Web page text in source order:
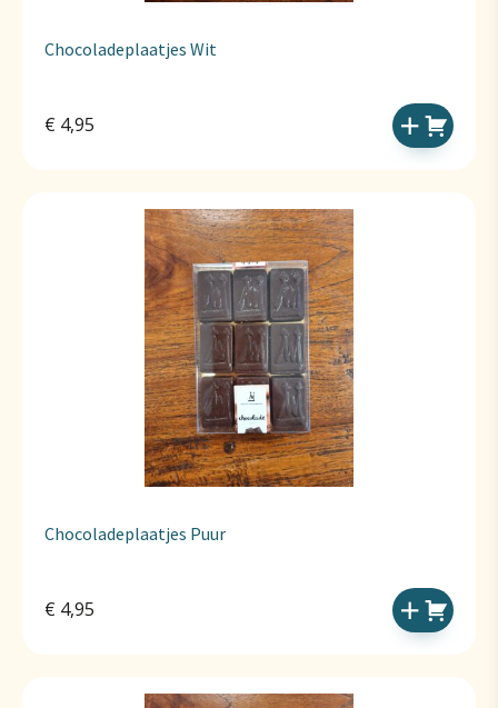
Chocoladeplaatjes Wit
€ 4,95
Chocoladeplaatjes Puur
€ 4,95